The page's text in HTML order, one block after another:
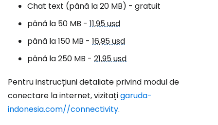
Chat text (până la 20 MB) - gratuit
până la 50 MB - 11,95 usd
până la 150 MB - 16,95 usd
până la 250 MB - 21,95 usd
Pentru instrucțiuni detaliate privind modul de
conectare la internet, vizitațigaruda-
indonesia.com//connectivity.